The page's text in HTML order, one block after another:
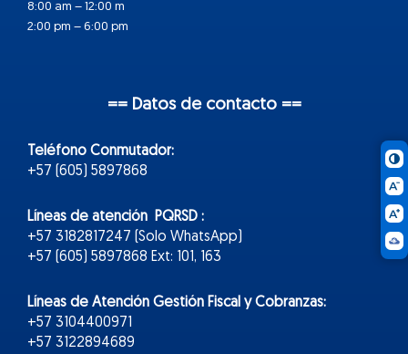
8:00 am – 12:00 m
2:00 pm – 6:00 pm
== Datos de contacto ==
Teléfono Conmutador:
+57 (605) 5897868
Líneas de atención PQRSD :
+57 3182817247 (Solo WhatsApp)
+57 (605) 5897868 Ext: 101, 163
Líneas de Atención Gestión Fiscal y Cobranzas:
+57 3104400971
+57 3122894689